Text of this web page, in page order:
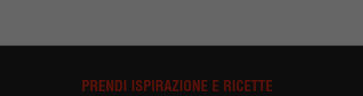
PRENDI ISPIRAZIONE E RICETTE